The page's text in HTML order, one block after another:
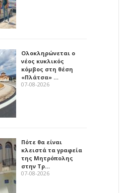
Ολοκληρώνεται ο
νέος κυκλικός
κόμβος στη θέση
«Πλάτσα» …
07-08-2026
Πότε θα είναι
κλειστά τα γραφεία
της Μητρόπολης
στην Τρ…
07-08-2026